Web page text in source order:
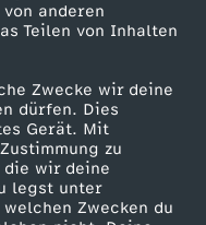
anderen
Teilen von Inhalten
Zwecke wir deine
dürfen. Dies
Gerät. Mit
zu
wir deine
legst unter
Zwecken du